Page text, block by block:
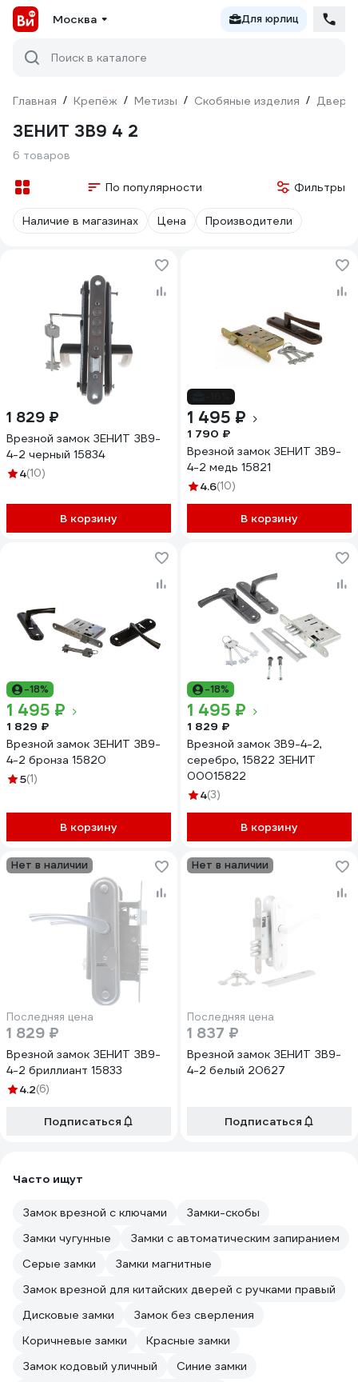
Москва Для юрлиц
Поиск в каталоге
Главная / Крепёж / Метизы / Скобяные изделия /
ЗЕНИТ ЗВ9 4 2
6 товаров
По популярности Фильтры
Наличие в магазинах Цена Производители
1 829 ₽
Врезной замок ЗЕНИТ ЗВ9-
4-2 черный 15834
4(10)
В корзину
1 495 ₽
1 790 ₽
Врезной замок ЗЕНИТ ЗВ9-
4-2 медь 15821
4.6(10)
В корзину
-18%
1 495 ₽
1 829 ₽
Врезной замок ЗЕНИТ ЗВ9-
4-2 бронза 15820
5(1)
В корзину
-18%
1 495 ₽
1 829 ₽
Врезной замок ЗВ9-4-2,
серебро, 15822 ЗЕНИТ
00015822
4(3)
В корзину
Нет в наличии
Последняя цена
1 829 ₽
Врезной замок ЗЕНИТ ЗВ9-
4-2 бриллиант 15833
4.2(6)
Подписаться
Нет в наличии
Последняя цена
1 837 ₽
Врезной замок ЗЕНИТ ЗВ9-
4-2 белый 20627
Подписаться
Часто ищут
Замок врезной с ключами
Замки-скобы
Замки чугунные
Замки с автоматическим запиранием
Серые замки
Замки магнитные
Замок врезной для китайских дверей с ручками правый
Дисковые замки
Замок без сверления
Коричневые замки
Красные замки
Замок кодовый уличный
Синие замки